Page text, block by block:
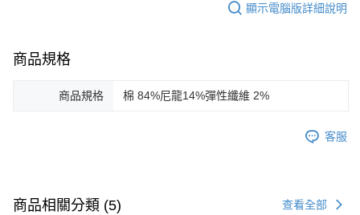
顯示電腦版詳細說明
商品規格
商品規格 棉 84%尼龍14%彈性纖維 2%
客服
商品相關分類 (5) 查看全部